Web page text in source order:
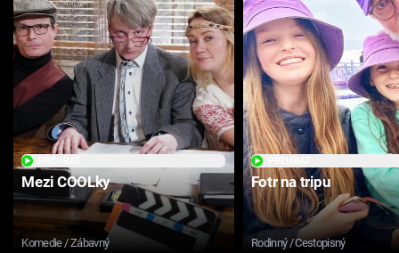
Mezi COOLky
Komedie / Zábavný
Fotr na tripu
Rodinný / Cestopisný